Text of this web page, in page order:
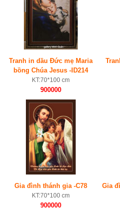
Tranh in dầu Đức mẹ Maria
bồng Chúa Jesus -ID214
KT:70*100 cm
900000
Gia đình thánh gia -C78
KT:70*100 cm
900000
Gia